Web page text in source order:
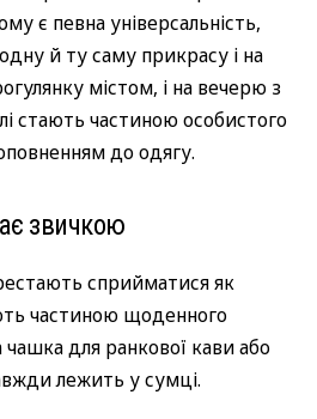
є певна універсальність,
й ту саму прикрасу і на
містом, і на вечерю з
стають частиною особистого
до одягу.
звичкою
сприйматися як
частиною щоденного
для ранкової кави або
лежить у сумці.